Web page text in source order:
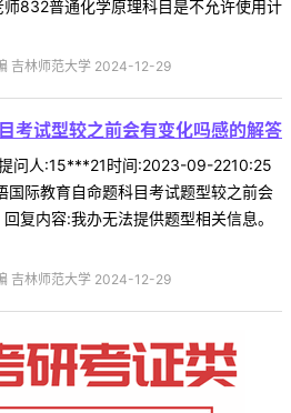
832普通化学原理科目是不允许使用计
吉林师范大学 2024-12-29
考试型较之前会有变化吗感的解答
问人:15***21时间:2023-09-2210:25
国际教育自命题科目考试题型较之前会
复内容:我办无法提供题型相关信息。
吉林师范大学 2024-12-29